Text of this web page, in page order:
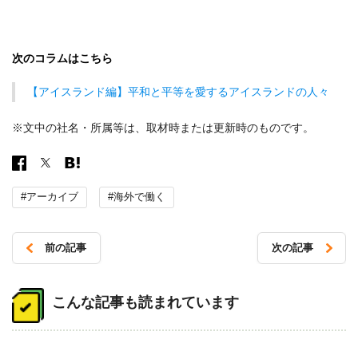
次のコラムはこちら
【アイスランド編】平和と平等を愛するアイスランドの人々
※文中の社名・所属等は、取材時または更新時のものです。
#アーカイブ #海外で働く
稿
ナ
前の記事 次の記事
こんな記事も読まれています